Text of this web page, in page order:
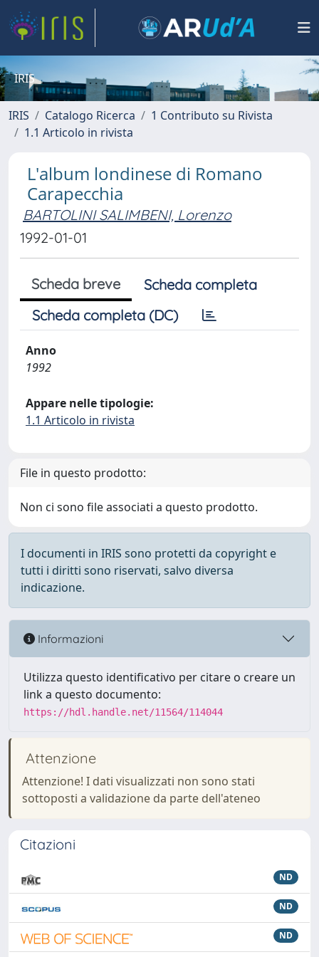
IRIS
IRIS Catalogo Ricerca
1 Contributo su Rivista
1.1 Articolo in rivista
L'album londinese di Romano
Carapecchia
BARTOLINI SALIMBENI, Lorenzo
1992-01-01
Scheda breve
Scheda completa
Scheda completa (DC)
Anno
1992
Appare nelle tipologie:
1.1 Articolo in rivista
File in questo prodotto:
Non ci sono file associati a questo prodotto.
I documenti in IRIS sono protetti da copyright e
tutti i diritti sono riservati, salvo diversa
indicazione.
Informazioni
Utilizza questo identificativo per citare o creare un
link a questo documento:
https://hdl.handle.net/11564/114044
Attenzione
Attenzione! I dati visualizzati non sono stati
sottoposti a validazione da parte dell'ateneo
Citazioni
ND
ND
ND